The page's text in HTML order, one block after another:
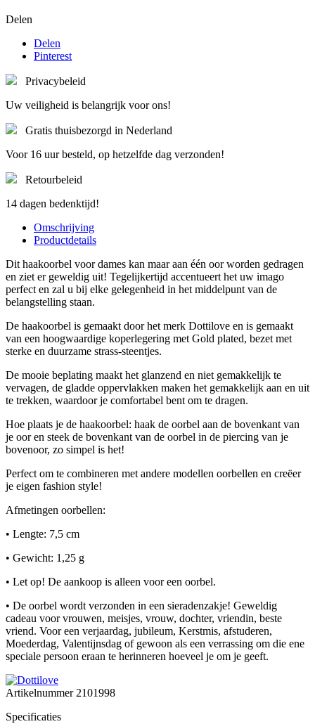
Delen
Delen
Pinterest
Privacybeleid
Uw veiligheid is belangrijk voor ons!
Gratis thuisbezorgd in Nederland
Voor 16 uur besteld, op hetzelfde dag verzonden!
Retourbeleid
14 dagen bedenktijd!
Omschrijving
Productdetails
Dit haakoorbel voor dames kan maar aan één oor worden gedragen
en ziet er geweldig uit! Tegelijkertijd accentueert het uw imago
perfect en zal u bij elke gelegenheid in het middelpunt van de
belangstelling staan.
De haakoorbel is gemaakt door het merk Dottilove en is gemaakt
van een hoogwaardige koperlegering met Gold plated, bezet met
sterke en duurzame strass-steentjes.
De mooie beplating maakt het glanzend en niet gemakkelijk te
vervagen, de gladde oppervlakken maken het gemakkelijk aan en uit
te trekken, waardoor je comfortabel bent om te dragen.
Hoe plaats je de haakoorbel: haak de oorbel aan de bovenkant van
je oor en steek de bovenkant van de oorbel in de piercing van je
bovenoor, zo simpel is het!
Perfect om te combineren met andere modellen oorbellen en creëer
je eigen fashion style!
Afmetingen oorbellen:
• Lengte: 7,5 cm
• Gewicht: 1,25 g
• Let op! De aankoop is alleen voor een oorbel.
• De oorbel wordt verzonden in een sieradenzakje! Geweldig
cadeau voor vrouwen, meisjes, vrouw, dochter, vriendin, beste
vriend. Voor een verjaardag, jubileum, Kerstmis, afstuderen,
Moederdag, Valentijnsdag of gewoon als een verrassing om die ene
speciale persoon eraan te herinneren hoeveel je om je geeft.
Artikelnummer2101998
Specificaties